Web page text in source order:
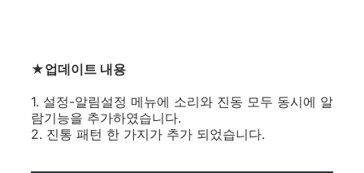
★업데이트 내용
1. 설정-알림설정 메뉴에 소리와 진동 모두 동시에 알
람기능을 추가하였습니다.
2. 진통 패턴 한 가지가 추가 되었습니다.